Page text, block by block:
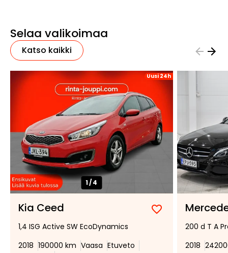
Selaa valikoimaa
Katso kaikki
Uusi 24h
1/4
Kia Ceed
Lisää
suosikiksi
Poista
suosikeista
1,4 ISG Active SW EcoDynamics
2018 190000 km Vaasa Etuveto
200 d T A
2018